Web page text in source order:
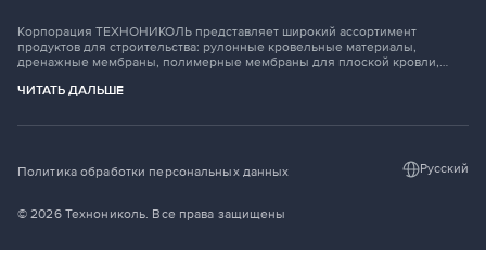
DOM TN
НАЧНИТЕ ПЕРЕВОЗКИ
НОВОСТИ
БЛОГ ШКОЛА МАСТЕРСТВА
Корпорация ТЕХНОНИКОЛЬ представляет широкий ассортимент
продуктов для строительства: рулонные кровельные материалы,
дренажные мембраны, полимерные мембраны для плоской кровли,
герметики, рубероид, материалы для транспортно-дорожного
ЧИТАТЬ ДАЛЬШЕ
© 2026 Технониколь. Все права защищены
Политика обработки персональных данных Русский